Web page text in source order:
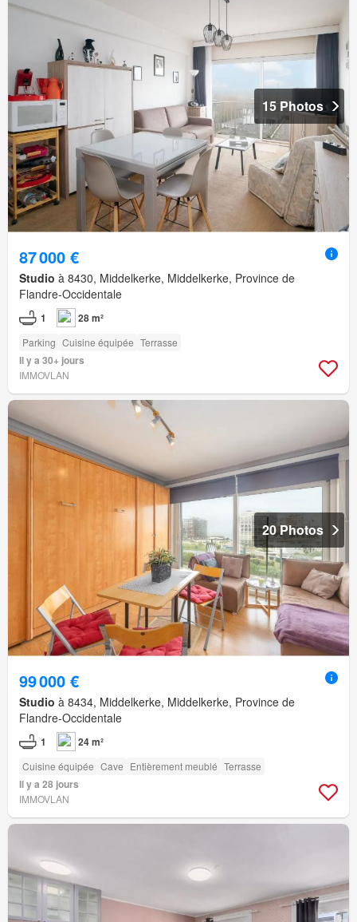
15 Photos
87 000 €
Studio à 8430, Middelkerke, Middelkerke, Province de
Flandre-Occidentale
1 28 m²
Parking Cuisine équipée Terrasse
Il y a 30+ jours
IMMOVLAN
20 Photos
99 000 €
Studio à 8434, Middelkerke, Middelkerke, Province de
Flandre-Occidentale
1 24 m²
Cuisine équipée Cave Entièrement meublé Terrasse
Il y a 28 jours
IMMOVLAN